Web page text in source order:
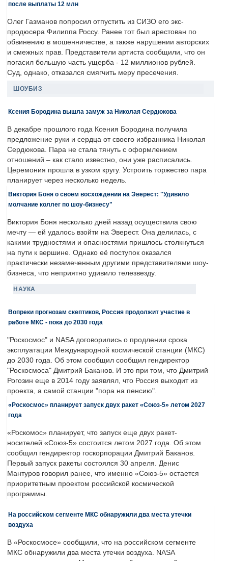
после выплаты 12 млн
Олег Газманов попросил отпустить из СИЗО его экс-
продюсера Филиппа Россу. Ранее тот был арестован по
обвинению в мошенничестве, а также нарушении авторских
и смежных прав. Представители артиста сообщили, что он
погасил большую часть ущерба - 12 миллионов рублей.
Суд, однако, отказался смягчить меру пресечения.
ШОУБИЗ
Ксения Бородина вышла замуж за Николая Сердюкова
В декабре прошлого года Ксения Бородина получила
предложение руки и сердца от своего избранника Николая
Сердюкова. Пара не стала тянуть с оформлением
отношений – как стало известно, они уже расписались.
Церемония прошла в узком кругу. Устроить торжество пара
планирует через несколько недель.
Виктория Боня о своем восхождении на Эверест: "Удивило
молчание коллег по шоу-бизнесу"
Виктория Боня несколько дней назад осуществила свою
мечту — ей удалось взойти на Эверест. Она делилась, с
какими трудностями и опасностями пришлось столкнуться
на пути к вершине. Однако её поступок оказался
практически незамеченным другими представителями шоу-
бизнеса, что неприятно удивило телезвезду.
НАУКА
Вопреки прогнозам скептиков, Россия продолжит участие в
работе МКС - пока до 2030 года
"Роскосмос" и NASA договорились о продлении срока
эксплуатации Международной космической станции (МКС)
до 2030 года. Об этом сообщил сообщил гендиректор
"Роскосмоса" Дмитрий Баканов. И это при том, что Дмитрий
Рогозин еще в 2014 году заявлял, что Россия выходит из
проекта, а самой станции "пора на пенсию".
«Роскосмос» планирует запуск двух ракет «Союз-5» летом 2027
года
«Роскомос» планирует, что запуск еще двух ракет-
носителей «Союз-5» состоится летом 2027 года. Об этом
сообщил гендиректор госкорпорации Дмитрий Баканов.
Первый запуск ракеты состоялся 30 апреля. Денис
Мантуров говорил ранее, что именно «Союз-5» остается
приоритетным проектом российской космической
программы.
На российском сегменте МКС обнаружили два места утечки
воздуха
В «Роскосмосе» сообщили, что на российском сегменте
МКС обнаружили два места утечки воздуха. NASA